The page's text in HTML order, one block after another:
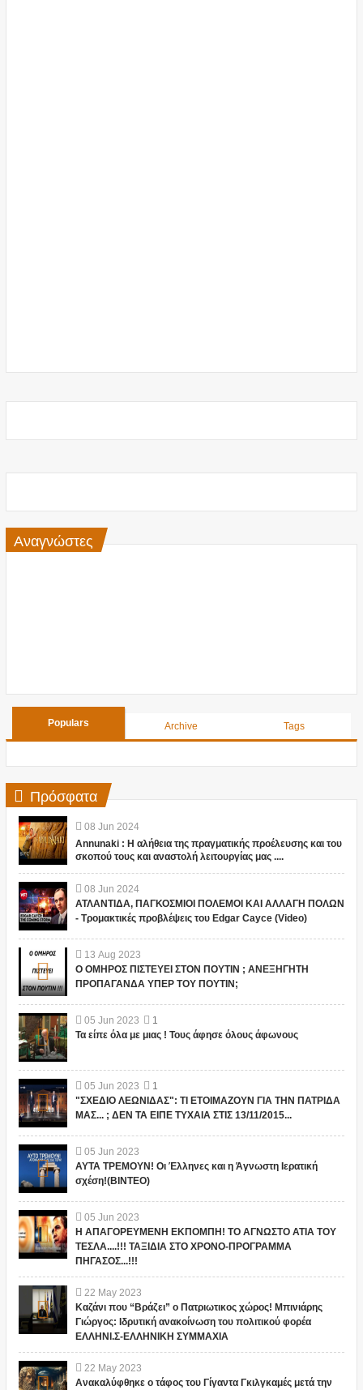
Αναγνώστες
Populars Archive Tags
Πρόσφατα
08 Jun 2024
Annunaki : Η αλήθεια της πραγματικής προέλευσης και του
σκοπού τους και αναστολή λειτουργίας μας ....
08 Jun 2024
ΑΤΛΑΝΤΙΔΑ, ΠΑΓΚΟΣΜΙΟΙ ΠΟΛΕΜΟΙ ΚΑΙ ΑΛΛΑΓΗ ΠΟΛΩΝ
- Τρομακτικές προβλέψεις του Edgar Cayce (Video)
13 Aug 2023
Ο ΟΜΗΡΟΣ ΠΙΣΤΕΥΕΙ ΣΤΟΝ ΠΟΥΤΙΝ ; ΑΝΕΞΗΓΗΤΗ
ΠΡΟΠΑΓΑΝΔΑ ΥΠΕΡ ΤΟΥ ΠΟΥΤΙΝ;
05 Jun 2023
1
Τα είπε όλα με μιας ! Τους άφησε όλους άφωνους
05 Jun 2023
1
"ΣΧΕΔΙΟ ΛΕΩΝΙΔΑΣ": ΤΙ ΕΤΟΙΜΑΖΟΥΝ ΓΙΑ ΤΗΝ ΠΑΤΡΙΔΑ
ΜΑΣ... ; ΔΕΝ ΤΑ ΕΙΠΕ ΤΥΧΑΙΑ ΣΤΙΣ 13/11/2015...
05 Jun 2023
ΑΥΤΑ ΤΡΕΜΟΥΝ! Οι Έλληνες και η Άγνωστη Ιερατική
σχέση!(ΒΙΝΤΕΟ)
05 Jun 2023
Η ΑΠΑΓΟΡΕΥΜΕΝΗ ΕΚΠΟΜΠΗ! ΤΟ ΑΓΝΩΣΤΟ ΑΤΙΑ ΤΟΥ
ΤΕΣΛΑ....!!! ΤΑΞΙΔΙΑ ΣΤΟ ΧΡΟΝΟ-ΠΡΟΓΡΑΜΜΑ
ΠΗΓΑΣΟΣ...!!!
22 May 2023
Καζάνι που “Βράζει” ο Πατριωτικος χώρος! Μπινιάρης
Γιώργος: Ιδρυτική ανακοίνωση του πολιτικού φορέα
ΕΛΛΗΝΙ.Σ-ΕΛΛΗΝΙΚΗ ΣΥΜΜΑΧΙΑ
22 May 2023
Ανακαλύφθηκε ο τάφος του Γίγαντα Γκιλγκαμές μετά την